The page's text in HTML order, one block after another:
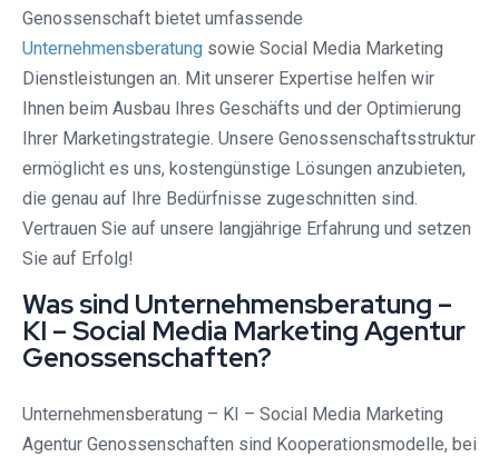
Genossenschaft bietet umfassende
Unternehmensberatung sowie Social Media Marketing
Dienstleistungen an. Mit unserer Expertise helfen wir
Ihnen beim Ausbau Ihres Geschäfts und der Optimierung
Ihrer Marketingstrategie. Unsere Genossenschaftsstruktur
ermöglicht es uns, kostengünstige Lösungen anzubieten,
die genau auf Ihre Bedürfnisse zugeschnitten sind.
Vertrauen Sie auf unsere langjährige Erfahrung und setzen
Sie auf Erfolg!
Was sind Unternehmensberatung –
KI – Social Media Marketing Agentur
Genossenschaften?
Unternehmensberatung – KI – Social Media Marketing
Agentur Genossenschaften sind Kooperationsmodelle, bei